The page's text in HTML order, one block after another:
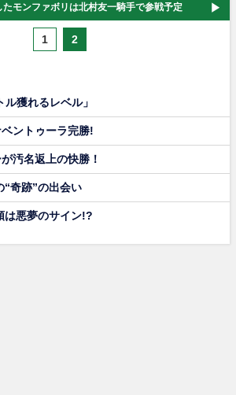
モンファボリは北村友一騎手で参戦予定
1 2
獲れるレベル」
ベントゥーラ完勝!
汚名返上の快勝！
“奇跡”の出会い
は悪夢のサイン!?